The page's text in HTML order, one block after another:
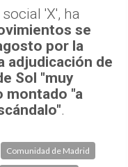
'X', ha
se
por la
adjudicación de
Sol "muy
montado "a
.
Comunidad de Madrid